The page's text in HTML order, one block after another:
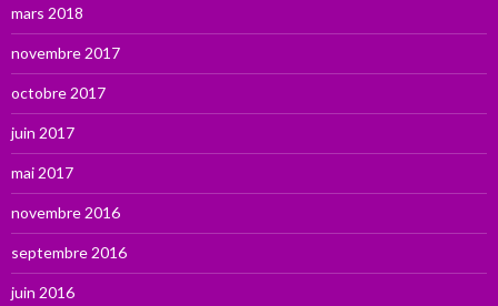
mars 2018
novembre 2017
octobre 2017
juin 2017
mai 2017
novembre 2016
septembre 2016
juin 2016